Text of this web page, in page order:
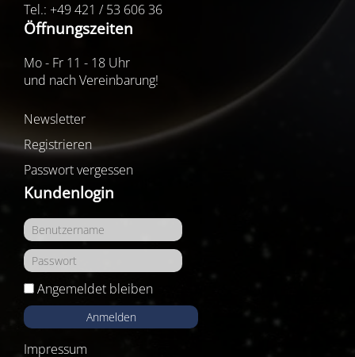
Tel.: +49 421 / 53 606 36
Öffnungszeiten
Mo - Fr 11 - 18 Uhr
und nach Vereinbarung!
Newsletter
Registrieren
Passwort vergessen
Kundenlogin
Angemeldet bleiben
Anmelden
Impressum